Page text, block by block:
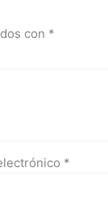
con *
*